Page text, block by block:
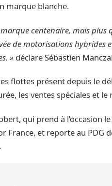
marque blanche.
centenaire, mais plus
de motorisations hybrides
» déclare Sébastien
flottes présent depuis le
les ventes spéciales et le
qui prend à l’occasion
France, et reporte au PDG